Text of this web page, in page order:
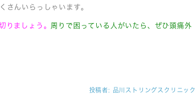
さんいらっしゃいます。
りましょう。 周りで困っている人がいたら、ぜひ頭痛外
投稿者: 品川ストリングスクリニック